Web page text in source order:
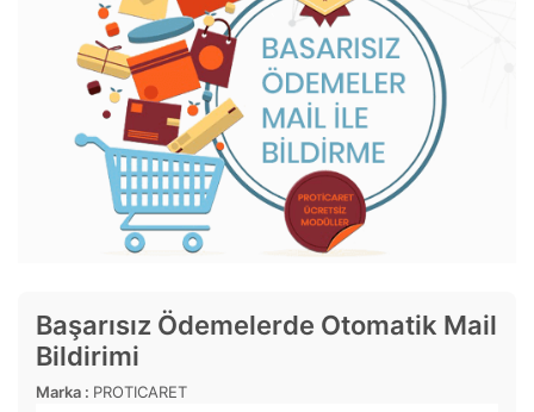
Başarısız Ödemelerde Otomatik Mail
Bildirimi
Marka : PROTICARET